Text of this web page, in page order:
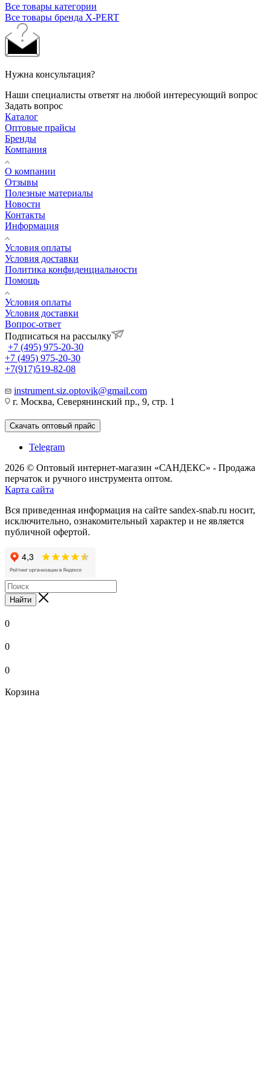
Все товары категории
Все товары бренда X-PERT
Нужна консультация?
Наши специалисты ответят на любой интересующий вопрос
Задать вопрос
Каталог
Оптовые прайсы
Бренды
Компания
О компании
Отзывы
Полезные материалы
Новости
Контакты
Информация
Условия оплаты
Условия доставки
Политика конфиденциальности
Помощь
Условия оплаты
Условия доставки
Вопрос-ответ
Подписаться на рассылку
+7 (495) 975-20-30
+7 (495) 975-20-30
+7(917)519-82-08
instrument.siz.optovik@gmail.com
г. Москва, Северянинский пр., 9, стр. 1
Скачать оптовый прайс
Telegram
2026 © Оптовый интернет-магазин «САНДЕКС» - Продажа
перчаток и ручного инструмента оптом.
Карта сайта
Вся приведенная информация на сайте sandex-snab.ru носит,
исключительно, ознакомительный характер и не является
публичной офертой.
Найти
0
0
0
Корзина